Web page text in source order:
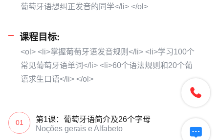
葡萄牙语想纠正发音的同学</li> </ol>
课程目标:
<ol> <li>掌握葡萄牙语发音规则</li> <li>学习100个
常见葡萄牙语单词</li> <li>60个语法规则和20个葡
语求生口语</li> </ol>
01
第1课：葡萄牙语简介及26个字母
Noções gerais e Alfabeto

